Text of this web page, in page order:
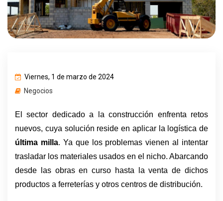
Viernes, 1 de marzo de 2024
Negocios
El sector dedicado a la construcción enfrenta retos
última milla. Ya que los problemas vienen al intentar
trasladar los materiales usados en el nicho. Abarcando
desde las obras en curso hasta la venta de dichos
productos a ferreterías y otros centros de distribución.